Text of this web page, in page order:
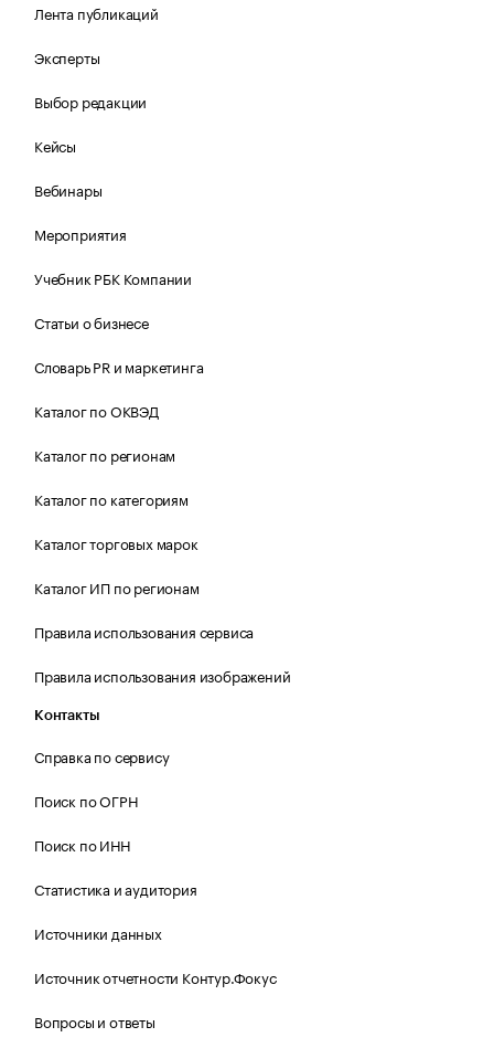
Лента публикаций
Эксперты
Выбор редакции
Кейсы
Вебинары
Мероприятия
Учебник РБК Компании
Статьи о бизнесе
Словарь PR и маркетинга
Каталог по ОКВЭД
Каталог по регионам
Каталог по категориям
Каталог торговых марок
Каталог ИП по регионам
Правила использования сервиса
Правила использования изображений
Контакты
Справка по сервису
Поиск по ОГРН
Поиск по ИНН
Статистика и аудитория
Источники данных
Источник отчетности Контур.Фокус
Вопросы и ответы